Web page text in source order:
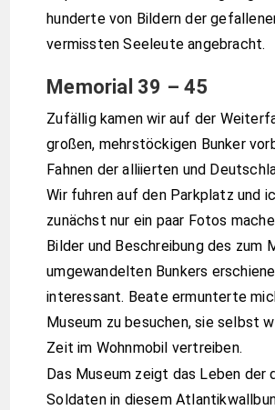
hunderte von Bildern der
vermissten Seeleute angebracht.
Memorial 39 – 45
Zufällig kamen wir auf der
großen, mehrstöckigen Bunker
Fahnen der alliierten und
Wir fuhren auf den Parkplatz und
zunächst nur ein paar Fotos
Bilder und Beschreibung des zum
umgewandelten Bunkers
interessant. Beate ermunterte
Museum zu besuchen, sie selbst
Zeit im Wohnmobil vertreiben.
Das Museum zeigt das Leben der
Soldaten in diesem